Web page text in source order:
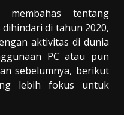
tentang
di tahun 2020,
aktivitas di dunia
PC atau pun
sebelumnya, berikut
lebih fokus untuk